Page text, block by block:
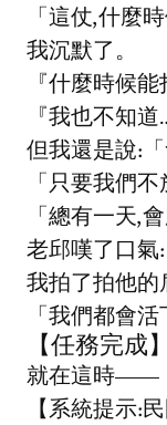
「這仗,什麼
我沉默了。
『什麼時候能
『我也不知道
但我還是說:
「只要我們不
「總有一天,
老邱嘆了口氣
我拍了拍他的
「我們都會活
【任務完成】
就在這時——
【系統提示: